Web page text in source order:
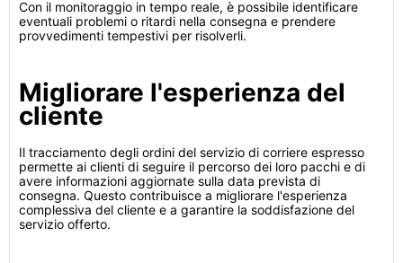
Con il monitoraggio in tempo reale, è possibile identificare
eventuali problemi o ritardi nella consegna e prendere
provvedimenti tempestivi per risolverli.
Migliorare l'esperienza del
cliente
Il tracciamento degli ordini del servizio di corriere espresso
permette ai clienti di seguire il percorso dei loro pacchi e di
avere informazioni aggiornate sulla data prevista di
consegna. Questo contribuisce a migliorare l'esperienza
complessiva del cliente e a garantire la soddisfazione del
servizio offerto.